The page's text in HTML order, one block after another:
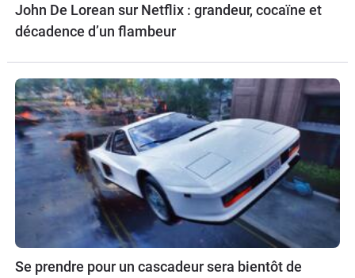
John De Lorean sur Netflix : grandeur, cocaïne et
décadence d’un flambeur
Se prendre pour un cascadeur sera bientôt de